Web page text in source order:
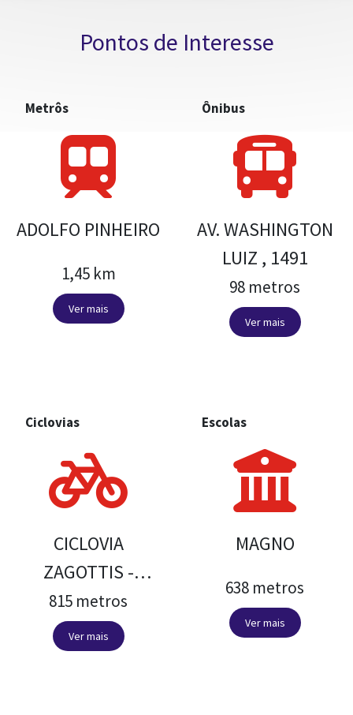
Pontos de Interesse
Metrôs
ADOLFO PINHEIRO
1,45 km
Ver mais
Ônibus
AV. WASHINGTON
LUIZ , 1491
98 metros
Ver mais
Ciclovias
CICLOVIA
ZAGOTTIS -
OCTALES
815 metros
Ver mais
Escolas
MAGNO
638 metros
Ver mais